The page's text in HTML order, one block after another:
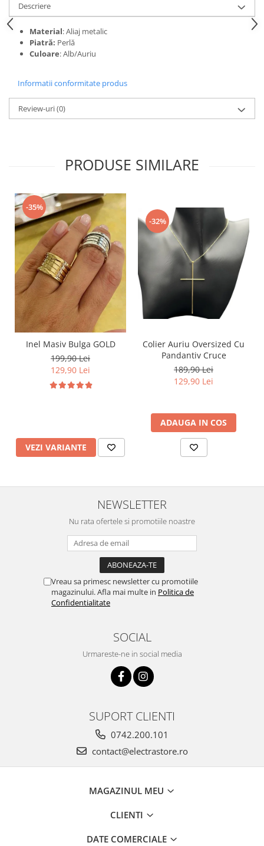
Descriere
Material: Aliaj metalic
Piatră: Perlă
Culoare: Alb/Auriu
Informatii conformitate produs
Review-uri(0)
PRODUSE SIMILARE
-35%
Inel Masiv Bulga GOLD
199,90 Lei
129,90 Lei
VEZI VARIANTE
-32%
Colier Auriu Oversized Cu
Pandantiv Cruce
189,90 Lei
129,90 Lei
ADAUGA IN COS
NEWSLETTER
Nu rata ofertele si promotiile noastre
Vreau sa primesc newsletter cu promotiile
magazinului. Afla mai multe in Politica de
Confidentialitate
SOCIAL
Urmareste-ne in social media
SUPORT CLIENTI
0742.200.101
contact@electrastore.ro
MAGAZINUL MEU
CLIENTI
DATE COMERCIALE